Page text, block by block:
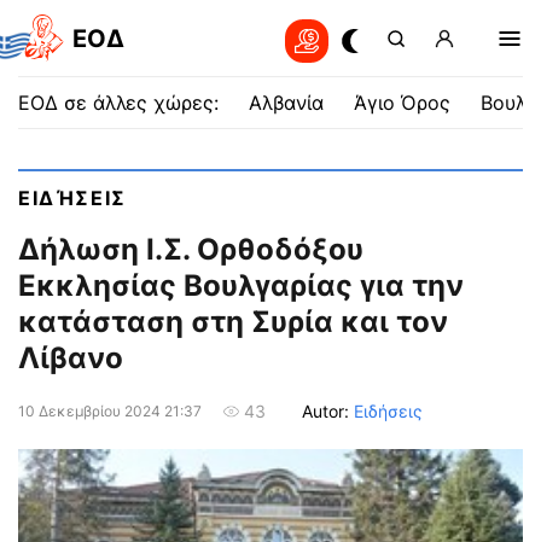
EOΔ
ΕΟΔ σε άλλες χώρες: Αλβανία Άγιο Όρος
ΕΙΔΉΣΕΙΣ
Δήλωση Ι.Σ. Ορθοδόξου
Εκκλησίας Βουλγαρίας για την
κατάσταση στη Συρία και τον
Λίβανο
10 Δεκεμβρίου 2024 21:37 43 Autor: Ειδήσεις